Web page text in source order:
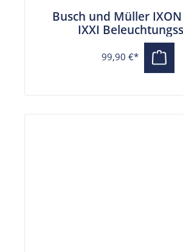
Busch und Müller
IXXI
99,90 €*